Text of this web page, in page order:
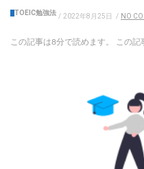
TOEIC勉強法 / 2022年8月25日 / NO
この記事は8分で読めます。 この記